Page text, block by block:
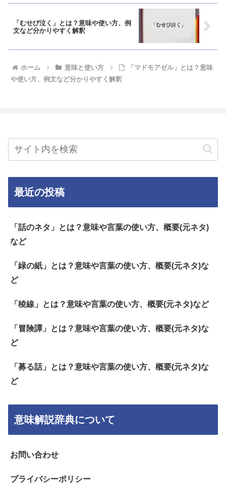
「むせび泣く」とは？意味や使い方、例
文など分かりやすく解釈
ホーム 意味と使い方
「マドモアゼル」とは？意味
や使い方、例文など分かりやすく解釈
最近の投稿
「話のネタ」とは？意味や言葉の使い方、概要(元ネタ)
など
「緑の紙」とは？意味や言葉の使い方、概要(元ネタ)な
ど
「稜線」とは？意味や言葉の使い方、概要(元ネタ)など
「冒険譚」とは？意味や言葉の使い方、概要(元ネタ)な
ど
「募る話」とは？意味や言葉の使い方、概要(元ネタ)な
ど
意味解説辞典について
お問い合わせ
プライバシーポリシー